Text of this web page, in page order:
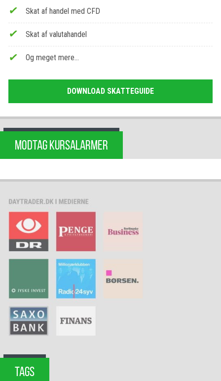
Skat af handel med CFD
Skat af valutahandel
Og meget mere…
DOWNLOAD SKATTEGUIDE
MODTAG KURSALARMER
TAGS